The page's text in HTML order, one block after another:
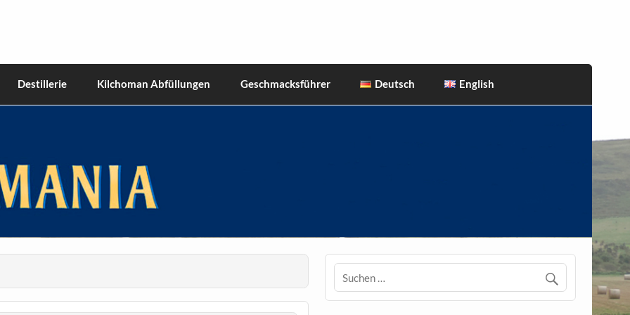
Destillerie Kilchoman Abfüllungen Geschmacksführer Deutsch English